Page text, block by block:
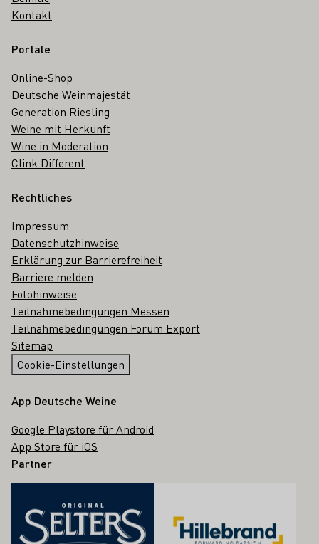
Kontakt
Portale
Online-Shop
Deutsche Weinmajestät
Generation Riesling
Weine mit Herkunft
Wine in Moderation
Clink Different
Rechtliches
Impressum
Datenschutzhinweise
Erklärung zur Barrierefreiheit
Barriere melden
Fotohinweise
Teilnahmebedingungen Messen
Teilnahmebedingungen Forum Export
Sitemap
Cookie-Einstellungen
App Deutsche Weine
Google Playstore für Android
App Store für iOS
Partner